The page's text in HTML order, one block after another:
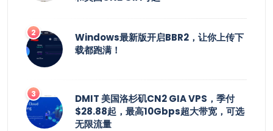
Windows最新版开启BBR2，让你上传下
载都跑满！
DMIT 美国洛杉矶CN2 GIA VPS，季付
$28.88起，最高10Gbps超大带宽，可选
无限流量